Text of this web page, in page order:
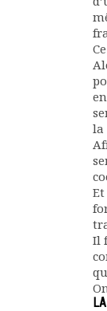
Bulletins Villes
développement
Podcast-AdP
Dîners débats
Journées
Concours
Nos partenaires
Evénements
Publications
la
Il